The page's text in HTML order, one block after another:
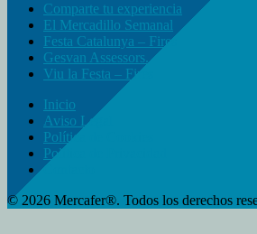
Comparte tu experiencia
El Mercadillo Semanal
Festa Catalunya – Fires
Gesvan Assessors.
Viu la Festa – Fires
Inicio
Aviso Legal
Política de Cookies
Política de Privacidad
Contacto
© 2026 Mercafer®. Todos los derechos